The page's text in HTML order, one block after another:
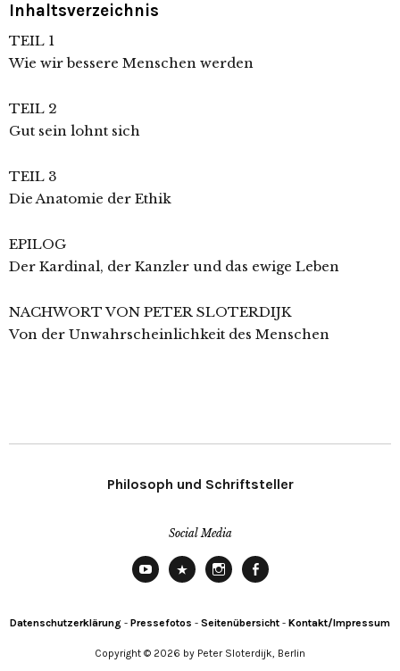
Inhaltsverzeichnis
TEIL 1
Wie wir bessere Menschen werden
TEIL 2
Gut sein lohnt sich
TEIL 3
Die Anatomie der Ethik
EPILOG
Der Kardinal, der Kanzler und das ewige Leben
NACHWORT VON PETER SLOTERDIJK
Von der Unwahrscheinlichkeit des Menschen
Philosoph und Schriftsteller
Social Media
Datenschutzerklärung - Pressefotos - Seitenübersicht - Kontakt/Impressum
Copyright © 2026 by Peter Sloterdijk, Berlin